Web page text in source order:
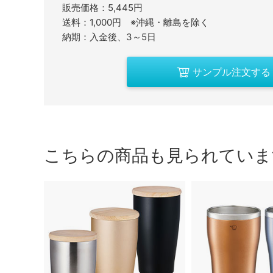
販売価格：5,445円
送料：1,000円 ※沖縄・離島を除く
納期：入金後、3～5日
サンプル注文する
こちらの商品も見られてい